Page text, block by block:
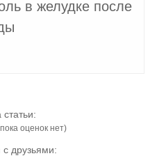
в желудке после
оценок нет)
с друзьями: